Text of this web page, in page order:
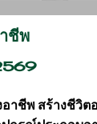
ชีพ
าชีพ สร้างชีวิต